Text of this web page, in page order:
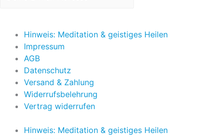
Hinweis: Meditation & geistiges Heilen
Impressum
AGB
Datenschutz
Versand & Zahlung
Widerrufsbelehrung
Vertrag widerrufen
Hinweis: Meditation & geistiges Heilen